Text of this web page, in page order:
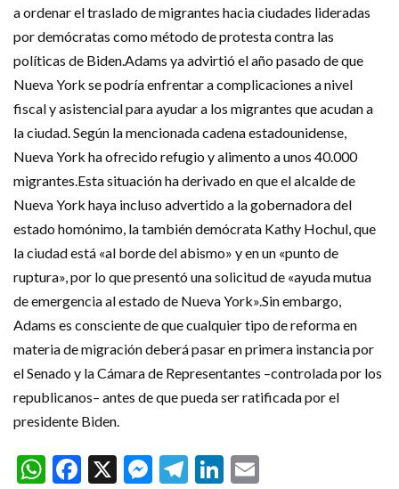
a ordenar el traslado de migrantes hacia ciudades lideradas
por demócratas como método de protesta contra las
políticas de Biden.Adams ya advirtió el año pasado de que
Nueva York se podría enfrentar a complicaciones a nivel
fiscal y asistencial para ayudar a los migrantes que acudan a
la ciudad. Según la mencionada cadena estadounidense,
Nueva York ha ofrecido refugio y alimento a unos 40.000
migrantes.Esta situación ha derivado en que el alcalde de
Nueva York haya incluso advertido a la gobernadora del
estado homónimo, la también demócrata Kathy Hochul, que
la ciudad está «al borde del abismo» y en un «punto de
ruptura», por lo que presentó una solicitud de «ayuda mutua
de emergencia al estado de Nueva York».Sin embargo,
Adams es consciente de que cualquier tipo de reforma en
materia de migración deberá pasar en primera instancia por
el Senado y la Cámara de Representantes –controlada por los
republicanos– antes de que pueda ser ratificada por el
presidente Biden.
WhatsApp
Facebook
X Messenger
Telegram
LinkedIn